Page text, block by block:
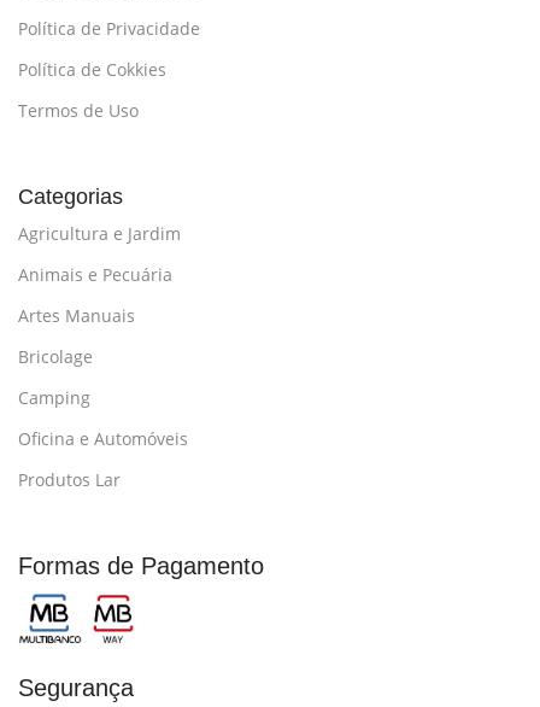
Política de Privacidade
Política de Cokkies
Termos de Uso
Categorias
Agricultura e Jardim
Animais e Pecuária
Artes Manuais
Bricolage
Camping
Oficina e Automóveis
Produtos Lar
Formas de Pagamento
Segurança